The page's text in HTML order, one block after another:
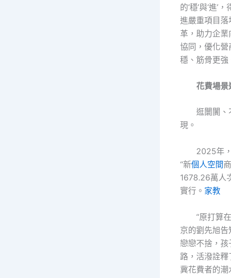
的‘穩’與‘進
進嚴重項目
革，助力企
協同，優化
穩、筋骨更強
花費場景
逛闤闠
現。
2025年
“新個人空間
1678.26萬人
實行。 家教
“原打算
京的劉先旭
戀戀不捨，
路，活潑詮釋
冀花費者的潮